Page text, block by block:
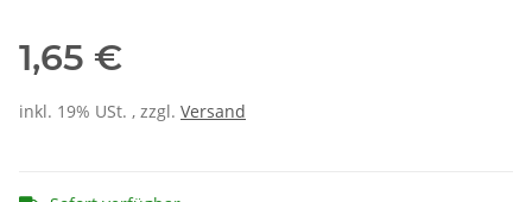
1,65 €
inkl. 19% USt. , zzgl. Versand